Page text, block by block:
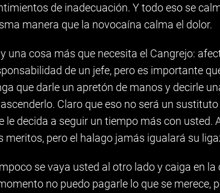
de inadecuación. Y todo eso se
manera que la novocaína calma el dolor.
una cosa más que necesita el Cangrejo:
de un jefe, pero es importante
que darle un apretón de manos y decirle
Claro que eso no será un
le decida a seguir un tiempo más con usted.
meritos, pero el halago jamás igualará su
se vaya usted al otro lado y caiga en la
no puedo pagarle lo que se merece,